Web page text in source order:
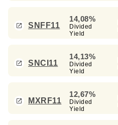
SNFF11
14,08%
Divided
Yield
SNCI11
14,13%
Divided
Yield
MXRF11
12,67%
Divided
Yield